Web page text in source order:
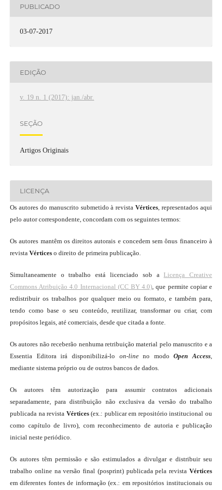
PUBLICADO
03-07-2017
EDIÇÃO
v. 19 n. 1 (2017): jan./abr.
SEÇÃO
Artigos Originais
LICENÇA
Os autores do manuscrito submetido à revistaVértices , representados aqui
pelo autor correspondente, concordam com os seguintes termos:
Os autores mantêm os direitos autorais e concedem sem ônus financeiro à
revista Vértices o direito de primeira publicação.
Simultaneamente o trabalho está licenciado sob a Licença Creative
Commons Atribuição 4.0 Internacional (CC BY 4.0) , que permite copiar e
redistribuir os trabalhos por qualquer meio ou formato, e também para,
tendo como base o seu conteúdo, reutilizar, transformar ou criar, com
propósitos legais, até comerciais, desde que citada a fonte.
Os autores não receberão nenhuma retribuição material pelo manuscrito e a
Essentia Editora irá disponibilizá-lo on-lineno modoOpen Access
mediante sistema próprio ou de outros bancos de dados.
Os autores têm autorização para assumir contratos adicionais
separadamente, para distribuição não exclusiva da versão do trabalho
publicada na revista Vértices(ex.: publicar em repositório institucional ou
como capítulo de livro), com reconhecimento de autoria e publicação
inicial neste periódico.
Os autores têm permissão e são estimulados a divulgar e distribuir seu
trabalho online na versão final (posprint) publicada pela revistaVértices
em diferentes fontes de informação (ex.: em repositórios institucionais ou